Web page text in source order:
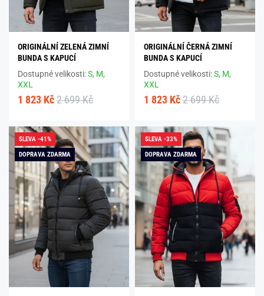
ORIGINÁLNÍ ZELENÁ ZIMNÍ
BUNDA S KAPUCÍ
Dostupné velikosti:S, M,
XXL
1 823 Kč 2 699 Kč
ORIGINÁLNÍ ČERNÁ ZIMNÍ
BUNDA S KAPUCÍ
Dostupné velikosti:S, M,
XXL
1 823 Kč 2 699 Kč
SLEVA -41%
DOPRAVA ZDARMA
SLEVA -33%
DOPRAVA ZDARMA